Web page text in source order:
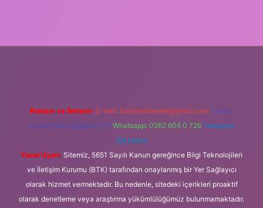
Reklam ve İletişim: E-mail: backlinkpaneli@gmail.com Teams:
forumhizmeti@gmail.com Whatsapp: 0262 606 0 726 Telegram:
@karabul
Yasal Uyarı: Sitemiz, 5651 Sayılı Kanun gereğince Bilgi Teknolojileri
ve İletişim Kurumu (BTK) tarafından onaylanmış bir Yer Sağlayıcı
olarak hizmet vermektedir. Bu nedenle, sitedeki içerikleri proaktif
olarak denetleme veya araştırma yükümlülüğümüz bulunmamaktadır.